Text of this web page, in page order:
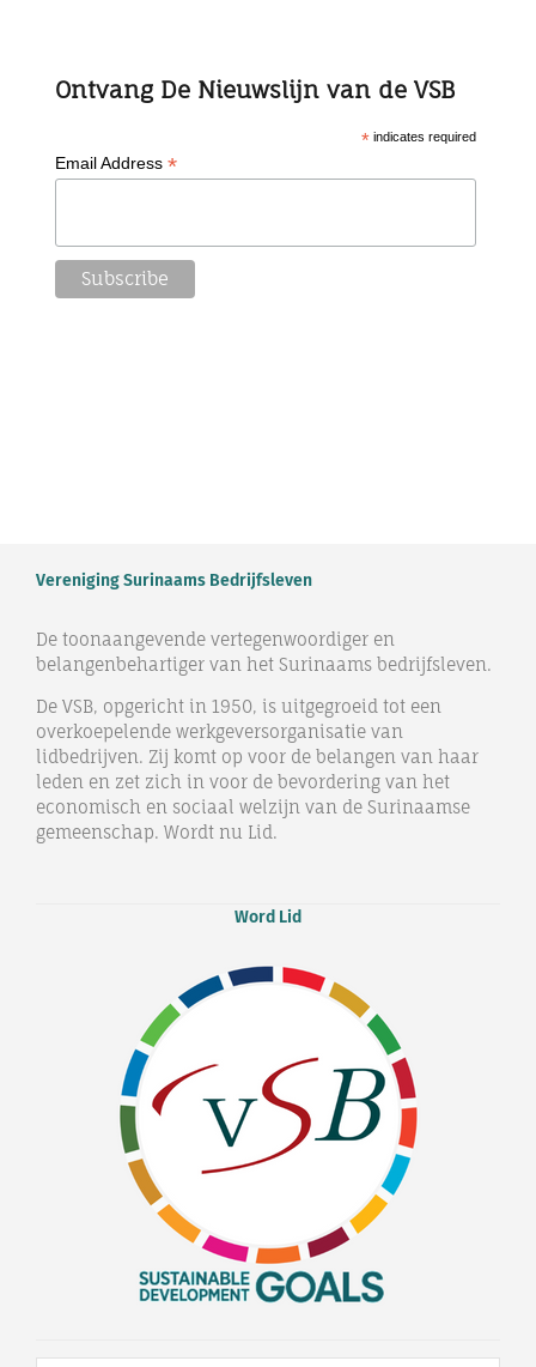
Ontvang De Nieuwslijn van de VSB
* indicates required
Email Address*
Vereniging Surinaams Bedrijfsleven
De toonaangevende vertegenwoordiger en
belangenbehartiger van het Surinaams bedrijfsleven.
De VSB, opgericht in 1950, is uitgegroeid tot een
overkoepelende werkgeversorganisatie van
lidbedrijven. Zij komt op voor de belangen van haar
leden en zet zich in voor de bevordering van het
economisch en sociaal welzijn van de Surinaamse
gemeenschap. Wordt nu Lid.
Word Lid